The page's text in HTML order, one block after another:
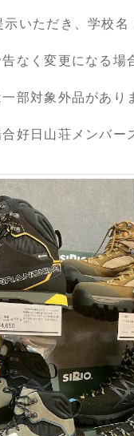
いただき、学校名
なく変更になる場
部対象外品があり
好日山荘メンバー